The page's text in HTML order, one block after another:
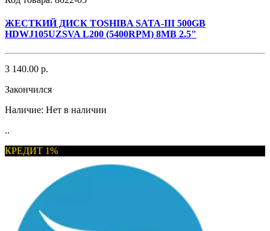
ЖЕСТКИЙ ДИСК TOSHIBA SATA-III 500GB
HDWJ105UZSVA L200 (5400RPM) 8MB 2.5"
3 140.00 р.
Закончился
Наличие: Нет в наличии
..
КРЕДИТ 1%